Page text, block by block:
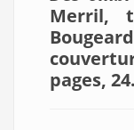
Merril,
pages,